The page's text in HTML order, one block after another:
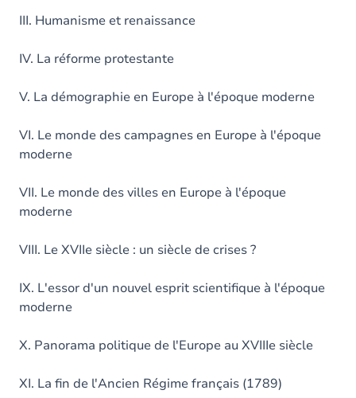
III. Humanisme et renaissance
IV. La réforme protestante
V. La démographie en Europe à l'époque moderne
VI. Le monde des campagnes en Europe à l'époque
moderne
VII. Le monde des villes en Europe à l'époque
moderne
VIII. Le XVIIe siècle : un siècle de crises ?
IX. L'essor d'un nouvel esprit scientifique à l'époque
moderne
X. Panorama politique de l'Europe au XVIIIe siècle
XI. La fin de l'Ancien Régime français (1789)